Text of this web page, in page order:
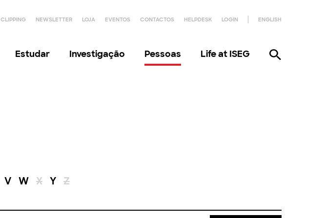
CLIPPING NEWSLETTER LOJA EVENTOS CONTACTOS HELPDESK LOGIN ENGLISH
Estudar Investigação Pessoas Life at ISEG
V W X Y Z